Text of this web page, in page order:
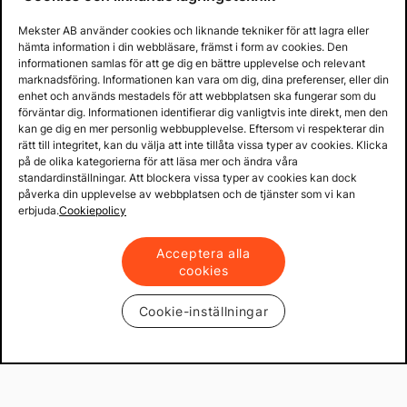
Mekster AB använder cookies och liknande tekniker för att lagra eller
hämta information i din webbläsare, främst i form av cookies. Den
informationen samlas för att ge dig en bättre upplevelse och relevant
marknadsföring. Informationen kan vara om dig, dina preferenser, eller din
enhet och används mestadels för att webbplatsen ska fungerar som du
förväntar dig. Informationen identifierar dig vanligtvis inte direkt, men den
kan ge dig en mer personlig webbupplevelse. Eftersom vi respekterar din
rätt till integritet, kan du välja att inte tillåta vissa typer av cookies. Klicka
på de olika kategorierna för att läsa mer och ändra våra
standardinställningar. Att blockera vissa typer av cookies kan dock
påverka din upplevelse av webbplatsen och de tjänster som vi kan
erbjuda.Cookiepolicy
Acceptera alla
cookies
Cookie-inställningar